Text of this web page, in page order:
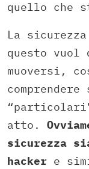
quello che
La
questo vuol
muoversi,
atto.
sicurezza
hacker e